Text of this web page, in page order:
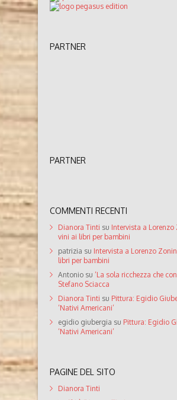
PARTNER
PARTNER
COMMENTI RECENTI
Dianora Tinti su Intervista a Lorenzo
vini ai libri per bambini
patrizia su Intervista a Lorenzo
libri per bambini
Antonio su ‘La sola ricchezza che
Stefano Sciacca
Dianora Tinti su Pittura: Egidio
‘Nativi Americani’
egidio giubergia su Pittura: Egidio
‘Nativi Americani’
PAGINE DEL SITO
Dianora Tinti